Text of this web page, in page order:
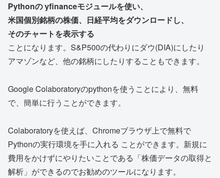
Pythonの yfinanceモジュールを使い、
米国個別銘柄の株価、日経平均をダウンロードし、
そのチャートを表示する
ことになります。S&P500の代わりにダウ(DIA)にしたり
アマゾンなど、他の銘柄にしたりすることもできます。
Google Colaboratoryのpythonを使うことにより、無料
で、簡単に行うことができます。
Colaboratoryを使えば、Chromeブラウザ上で無料で
Pythonの実行環境を手に入れる ことができます。新規に
費用をかけずにやりたいことである「株価データの取得と
解析」ができるのでお勧めのツールになります。